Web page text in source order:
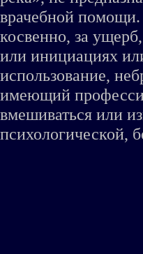
врачебной
косвенно, за
или инициациях
использование,
имеющий
вмешиваться или
психологической,